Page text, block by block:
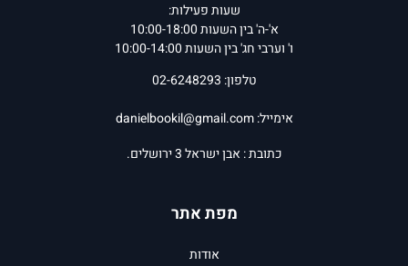
שעות פעילות:
א'-ה' בין השעות 10:00-18:00
ו' וערבי חג' בין השעות 10:00-14:00
טלפון: 02-6248293
אימייל:danielbookil@gmail.com
כתובת : אבן ישראל 3 ירושלים.
מפת אתר
אודות